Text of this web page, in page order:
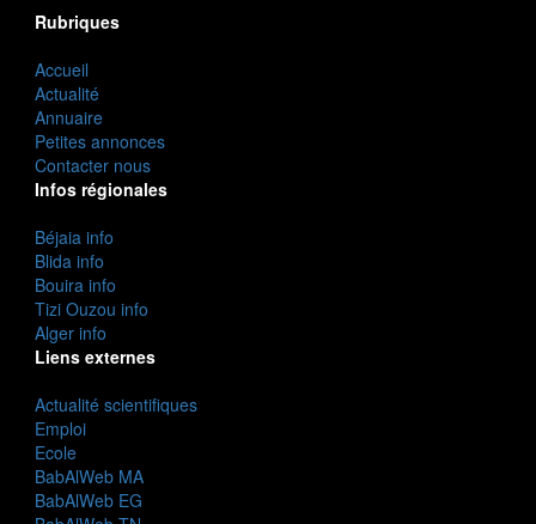
Rubriques
Accueil
Actualité
Annuaire
Petites annonces
Contacter nous
Infos régionales
Béjaia info
Blida info
Bouira info
Tizi Ouzou info
Alger info
Liens externes
Actualité scientifiques
Emploi
Ecole
BabAlWeb MA
BabAlWeb EG